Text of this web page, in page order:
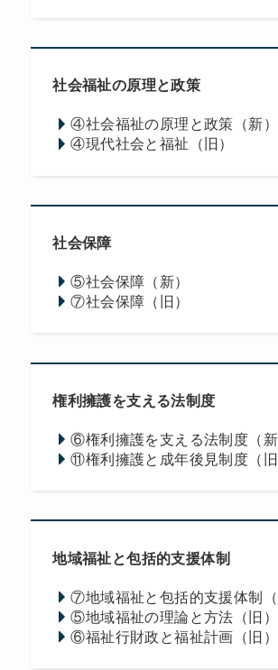
社会福祉の原理と政策
④社会福祉の原理と政策（新）
④現代社会と福祉（旧）
社会保障
⑤社会保障（新）
⑦社会保障（旧）
権利擁護を支える法制度
⑥権利擁護を支える法制度（新
⑪権利擁護と成年後見制度（旧
地域福祉と包括的支援体制
⑦地域福祉と包括的支援体制（
⑤地域福祉の理論と方法（旧）
⑥福祉行財政と福祉計画（旧）